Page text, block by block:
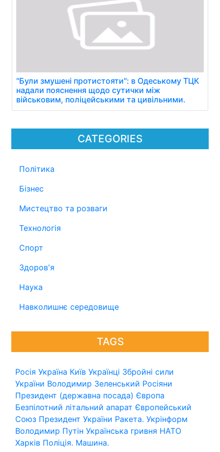
CATEGORIES
Політика
Бізнес
Мистецтво та розваги
Технологія
Спорт
Здоров'я
Наука
Навколишнє середовище
TAGS
Росія Україна Київ Українці Збройні сили
України Володимир Зеленський Росіяни
Президент (державна посада) Європа
Безпілотний літальний апарат Європейський
Союз Президент України Ракета. Укрінформ
Володимир Путін Українська гривня НАТО
Харків Поліція. Машина.
"Були змушені протистояти": в Одеському ТЦК
надали пояснення щодо сутички між
військовим, поліцейськими та цивільними.